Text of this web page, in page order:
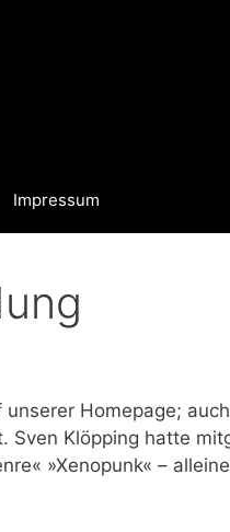
Impressum
Homepage;
Sven Klöpping hatte
»Xenopunk« –